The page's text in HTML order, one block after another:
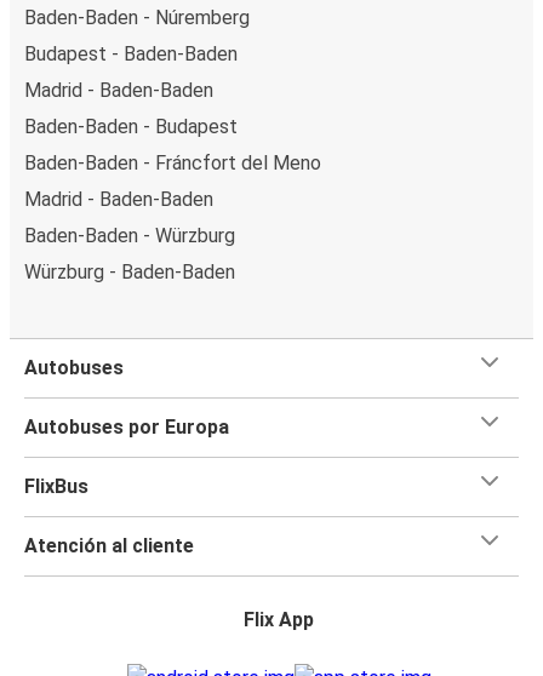
Baden-Baden - Núremberg
Budapest - Baden-Baden
Madrid - Baden-Baden
Baden-Baden - Budapest
Baden-Baden - Fráncfort del Meno
Madrid - Baden-Baden
Baden-Baden - Würzburg
Würzburg - Baden-Baden
Autobuses
Autobuses por Europa
FlixBus
Atención al cliente
Flix App